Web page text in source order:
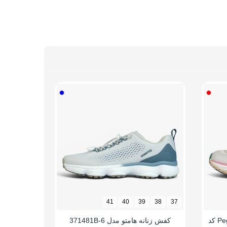
کفش صندل زنانه اسنوهاک Pegasus کد
37
38
39
40
41
کفش زنانه هامتو مدل 371481B-6